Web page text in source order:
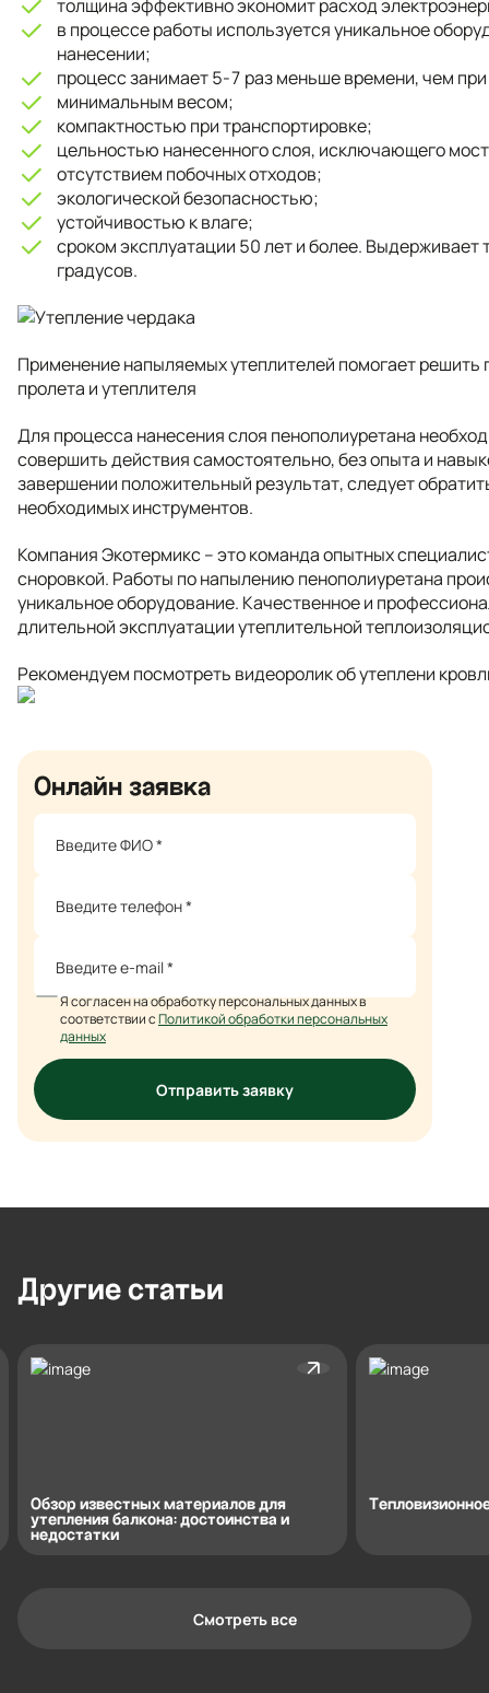
толщина эффективно экономит расход
в процессе работы используется уникальное
нанесении;
процесс занимает 5-7 раз меньше времени, чем
минимальным весом;
компактностью при транспортировке;
цельностью нанесенного слоя, исключающего
отсутствием побочных отходов;
экологической безопасностью;
устойчивостью к влаге;
сроком эксплуатации 50 лет и более.
градусов.
Применение напыляемых утеплителей помогает решить
пролета и утеплителя
Для процесса нанесения слоя пенополиуретана
совершить действия самостоятельно, без опыта и
завершении положительный результат, следует
необходимых инструментов.
Компания Экотермикс – это команда опытных
сноровкой. Работы по напылению пенополиуретана
уникальное оборудование. Качественное и
длительной эксплуатации утеплительной
Рекомендуем посмотреть видеоролик об утеплени
Онлайн заявка
Я согласен на обработку персональных данных в
соответствии сПолитикой обработки персональных
данных
Отправить заявку
Другие статьи
Обзор известных материалов для
утепления балкона: достоинства и
недостатки
Смотреть все